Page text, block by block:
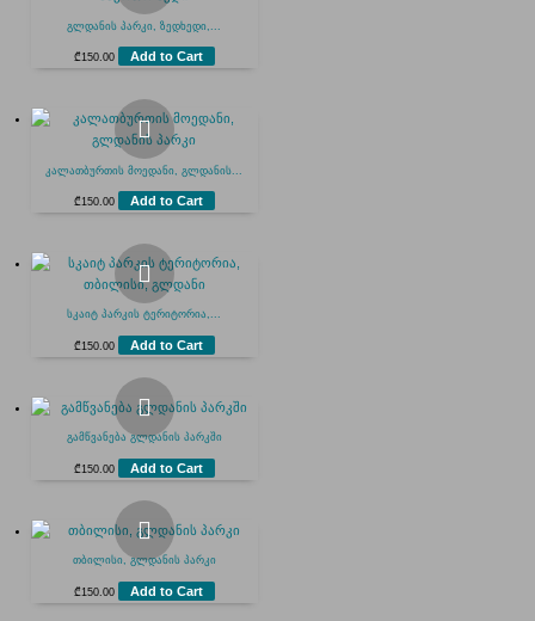
გლდანის პარკი, ზედხედი,...
₾150.00 Add to Cart
კალათბურთის მოედანი, გლდანის...
₾150.00 Add to Cart
სკაიტ პარკის ტერიტორია,...
₾150.00 Add to Cart
გამწვანება გლდანის პარკში
₾ 150.00 Add to Cart
თბილისი, გლდანის პარკი
₾ 150.00 Add to Cart